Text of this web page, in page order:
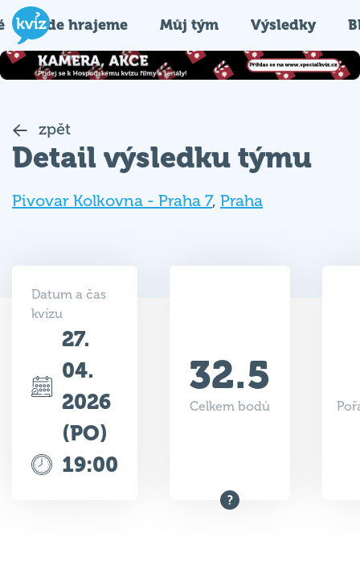
Kde hrajeme Můj tým Výsledky
zpět
Detail výsledku týmu
Pivovar Kolkovna - Praha 7, Praha
Datum a čas
kvízu
27.
04.
2026
(PO)
19:00
32.5
Celkem bodů